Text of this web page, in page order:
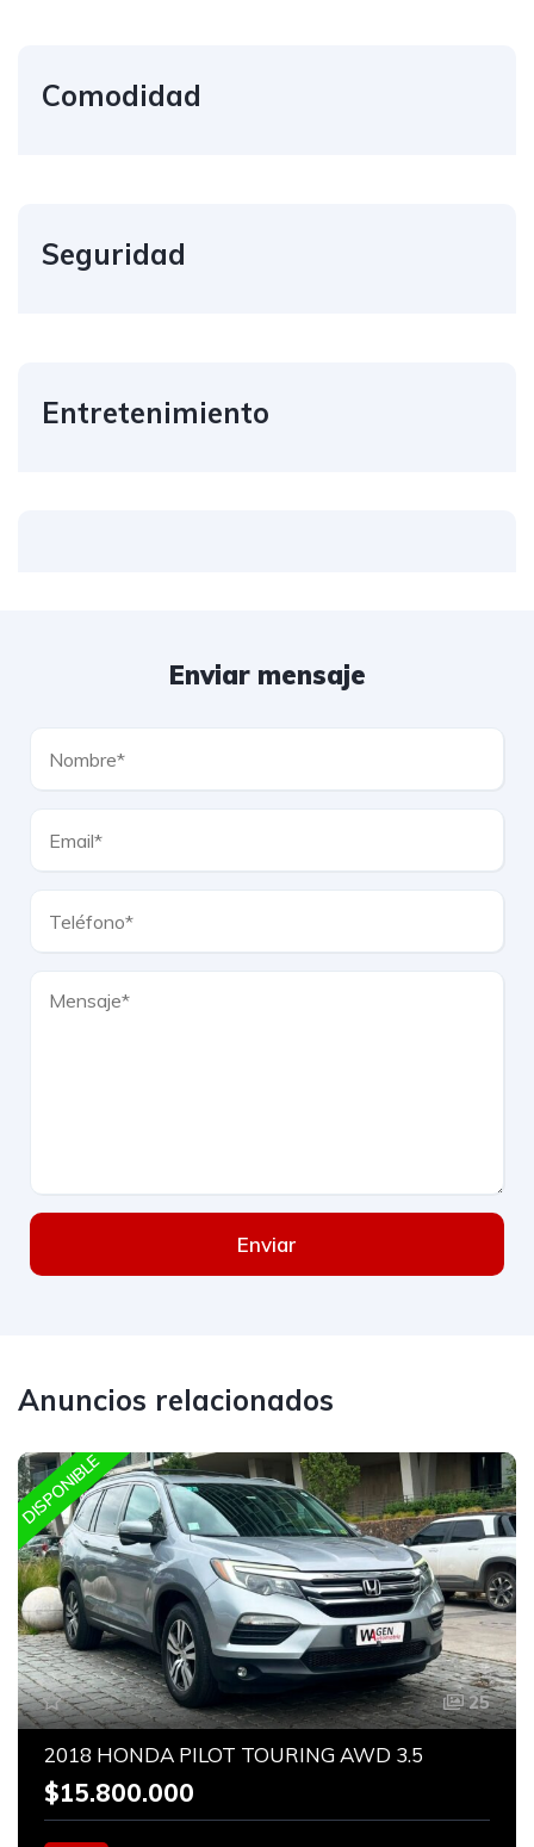
Comodidad
Seguridad
Entretenimiento
Enviar mensaje
Enviar
Anuncios relacionados
DISPONIBLE
25
2018 HONDA PILOT TOURING AWD 3.5
$15.800.000